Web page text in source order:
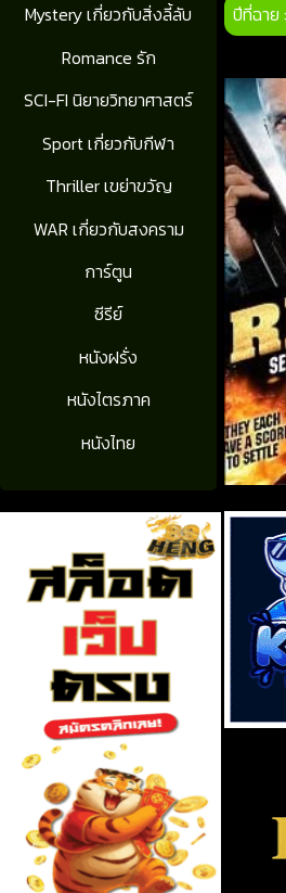
Mystery เกี่ยวกับสิ่งลี้ลับ
Romance รัก
SCI-FI นิยายวิทยาศาสตร์
Sport เกี่ยวกับกีฬา
Thriller เขย่าขวัญ
WAR เกี่ยวกับสงคราม
การ์ตูน
ซีรีย์
หนังฝรั่ง
หนังไตรภาค
หนังไทย
ปีที่ฉา